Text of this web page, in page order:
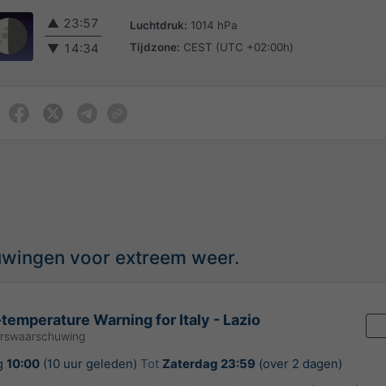
▲ 23:57
▼ 14:34
Luchtdruk: 1014 hPa
Tijdzone: CEST (UTC +02:00h)
voor extreem weer.
Warning for Italy - Lazio
10:00(10 uur geleden) Tot Zaterdag 23:59 (over 2 dagen)